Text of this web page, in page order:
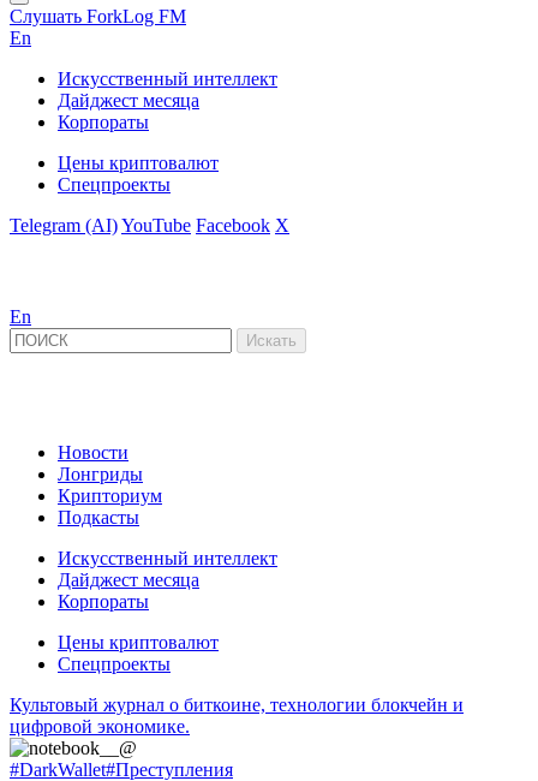
Слушать ForkLog FM
En
Искусственный интеллект
Дайджест месяца
Корпораты
Цены криптовалют
Спецпроекты
Telegram (AI)YouTube Facebook X
En
Новости
Лонгриды
Крипториум
Подкасты
Искусственный интеллект
Дайджест месяца
Корпораты
Цены криптовалют
Спецпроекты
Культовый журнал о биткоине, технологии блокчейн и
цифровой экономике.
#DarkWallet#Преступления